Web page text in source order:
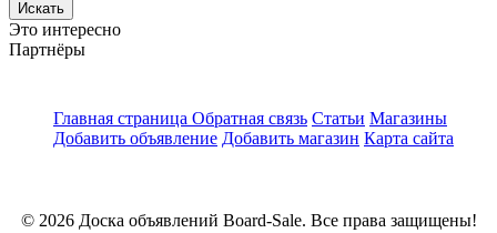
Искать
Это интересно
Партнёры
Главная страница Обратная связь Статьи Магазины
Добавить объявление Добавить магазин Карта сайта
© 2026 Доска объявлений Board-Sale. Все права защищены!